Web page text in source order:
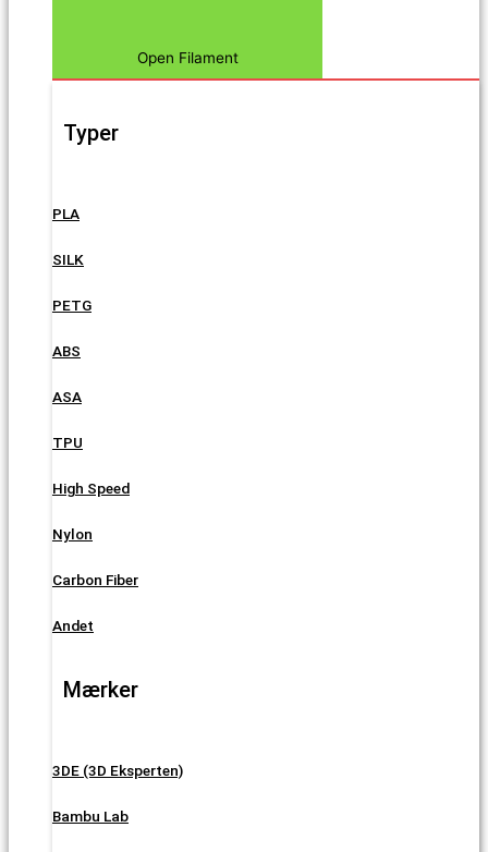
Open Filament
Typer
PLA
SILK
PETG
ABS
ASA
TPU
High Speed
Nylon
Carbon Fiber
Andet
Mærker
3DE (3D Eksperten)
Bambu Lab